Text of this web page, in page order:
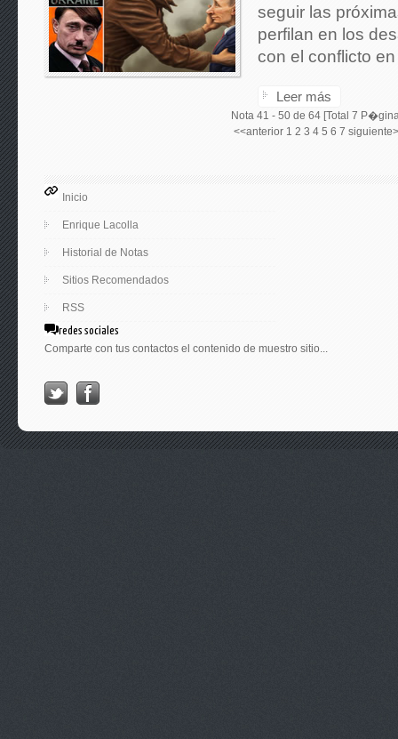
seguir las
perfilan en los
con el conflicto
Leer más
Nota 41 - 50 de 64 [Total 7
<<anterior 1 2 3 4 5 6 7
Inicio
Enrique Lacolla
Historial de Notas
Sitios Recomendados
RSS
redes sociales
Comparte con tus contactos el contenido de muestro sitio...